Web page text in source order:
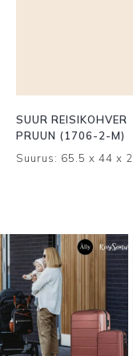
SUUR REISIKOHVER
PRUUN (1706-2-M)
Suurus: 65.5 x 44 x